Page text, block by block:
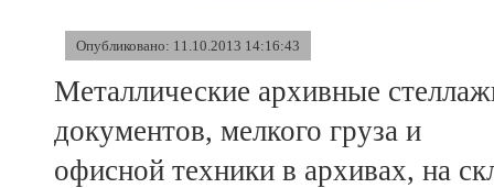
Опубликовано: 11.10.2013 14:16:43
Металлические архивные
документов, мелкого груза и
офисной техники в архивах, на